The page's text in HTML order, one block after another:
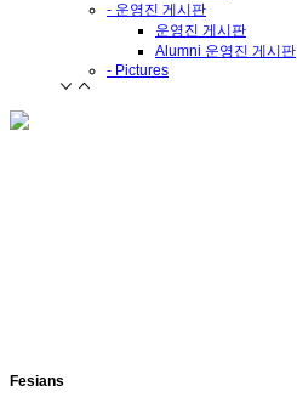
- 운영진 게시판
운영진 게시판
Alumni 운영진 게시판
- Pictures
Fesians